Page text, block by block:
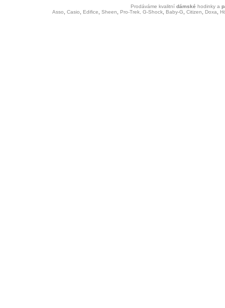
Prodáváme kvalitní dámské hodinkya
Asso
Casio Edifice Sheen Pro-Trek, G-Shock, Baby-G Citizen Doxa